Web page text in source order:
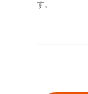
す。